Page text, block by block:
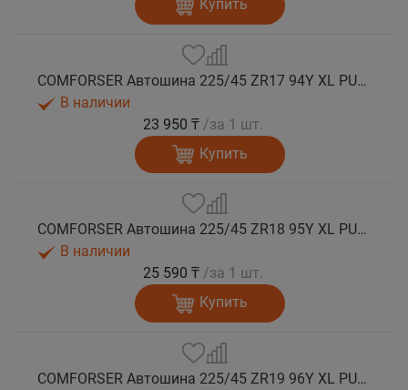
Купить
COMFORSER Автошина 225/45 ZR17 94Y XL PURESPEED лето
В наличии
23 950 ₸ /за 1 шт.
Купить
COMFORSER Автошина 225/45 ZR18 95Y XL PURESPEED лето
В наличии
25 590 ₸ /за 1 шт.
Купить
COMFORSER Автошина 225/45 ZR19 96Y XL PURESPEED лето